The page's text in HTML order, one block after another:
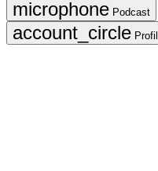
Podcast
Profil